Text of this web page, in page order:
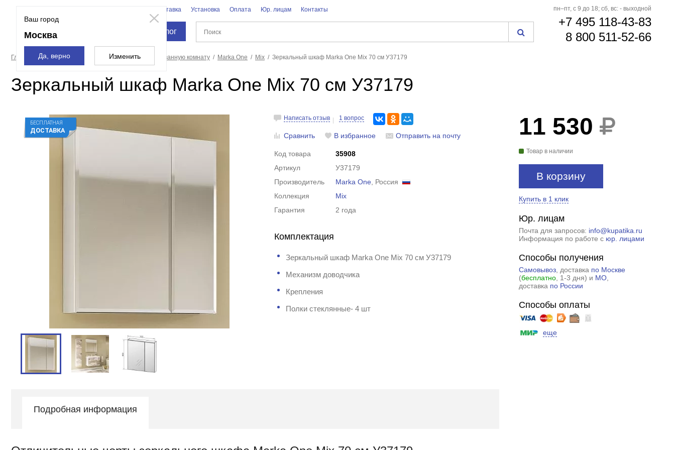
Ваш город
Москва
Да, верно Изменить
Доставка Установка Оплата Юр. лицам Контакты
Каталог
пн–пт, с 9 до 18; сб, вс: - выходной
+7 495 118-43-83
8 800 511-52-66
Главная страница Мебель для ванной Зеркала в ванную комнату Marka One Mix Зеркальный шкаф Marka One Mix 70 см У37179
Зеркальный шкаф Marka One Mix 70 см У37179
БЕСПЛАТНАЯ
ДОСТАВКА
Написать отзыв 1 вопрос
Сравнить В избранное Отправить на почту
Код товара
35908
Артикул
У37179
Производитель
Marka One , Россия
Коллекция
Mix
Гарантия
2 года
Комплектация
Зеркальный шкаф Marka One Mix 70 см У37179
Механизм доводчика
Крепления
Полки стеклянные- 4 шт
11 530
Товар в наличии
В корзину
Купить в 1 клик
Юр. лицам
Почта для запросов: info@kupatika.ru
Информация по работе с юр. лицами
Способы получения
Самовывоз, доставка по Москве
(бесплатно, 1-3 дня) и МО,
доставка по России
Способы оплаты
еще
Подробная информация